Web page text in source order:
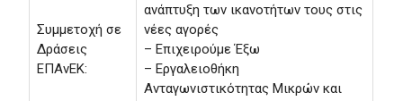
Συμμετοχή σε
Δράσεις
ΕΠΑνΕΚ:
ανάπτυξη των ικανοτήτων τους στις
νέες αγορές
– Επιχειρούμε Έξω
– Εργαλειοθήκη
Ανταγωνιστικότητας Μικρών και